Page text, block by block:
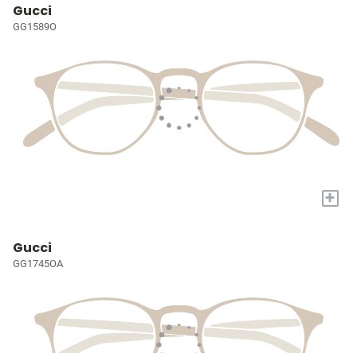
Gucci
GG1589O
+
Gucci
GG1745OA